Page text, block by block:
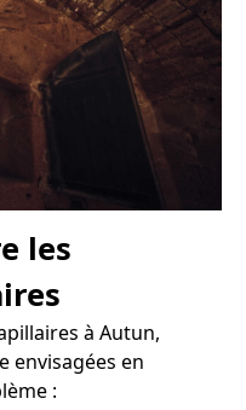
les
à Autun,
envisagées en
: